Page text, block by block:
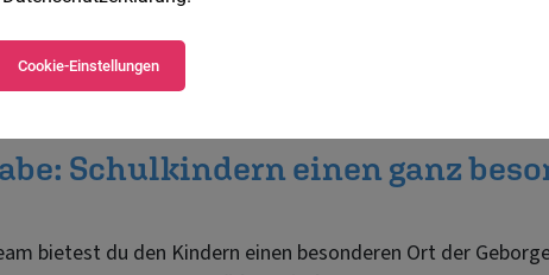
Cookie-Einstellungen